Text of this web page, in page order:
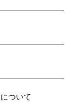
ついて